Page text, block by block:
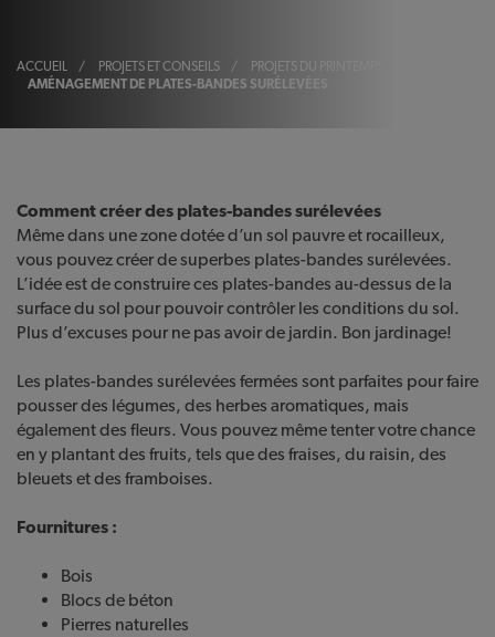
ACCUEIL / PROJETS ET CONSEILS / PROJETS DU PRINTEMPS
AMÉNAGEMENT DE PLATES-BANDES SURÉLEVÉES
Comment créer des plates-bandes surélevées
Même dans une zone dotée d’un sol pauvre et rocailleux,
vous pouvez créer de superbes plates-bandes surélevées.
L’idée est de construire ces plates-bandes au-dessus de la
surface du sol pour pouvoir contrôler les conditions du sol.
Plus d’excuses pour ne pas avoir de jardin. Bon jardinage!
Les plates-bandes surélevées fermées sont parfaites pour faire
pousser des légumes, des herbes aromatiques, mais
également des fleurs. Vous pouvez même tenter votre chance
en y plantant des fruits, tels que des fraises, du raisin, des
bleuets et des framboises.
Fournitures :
Bois
Blocs de béton
Pierres naturelles